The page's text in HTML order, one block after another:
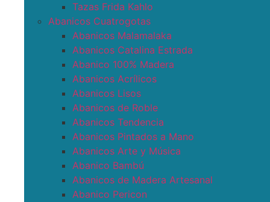
Tazas Frida Kahlo
Abanicos Cuatrogotas
Abanicos Malamalaka
Abanicos Catalina Estrada
Abanico 100% Madera
Abanicos Acrílicos
Abanicos Lisos
Abanicos de Roble
Abanicos Tendencia
Abanicos Pintados a Mano
Abanicos Arte y Música
Abanico Bambú
Abanicos de Madera Artesanal
Abanico Pericon